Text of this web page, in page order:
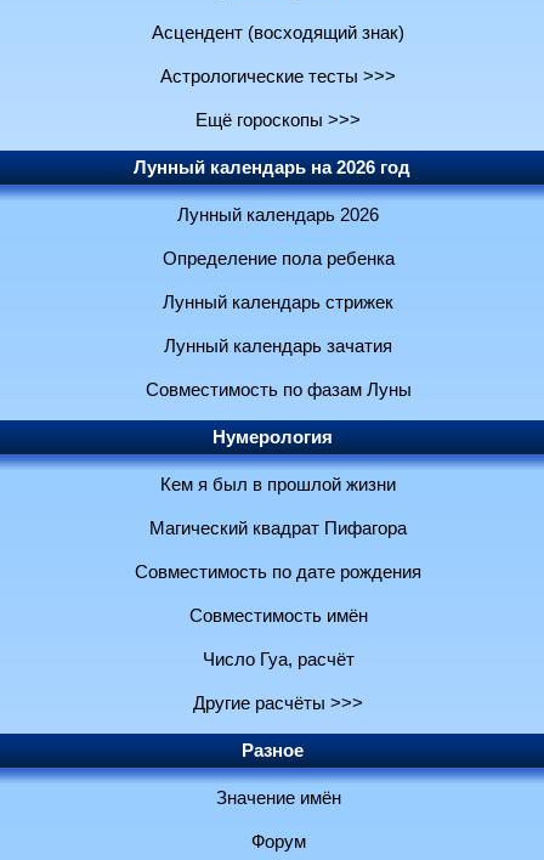
Асцендент (восходящий знак)
Астрологические тесты >>>
Ещё гороскопы >>>
Лунный календарь на 2026 год
Лунный календарь 2026
Определение пола ребенка
Лунный календарь стрижек
Лунный календарь зачатия
Совместимость по фазам Луны
Нумерология
Кем я был в прошлой жизни
Магический квадрат Пифагора
Совместимость по дате рождения
Совместимость имён
Число Гуа, расчёт
Другие расчёты >>>
Разное
Значение имён
Форум